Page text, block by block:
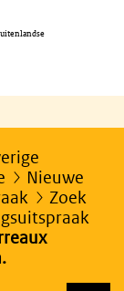
Nieuwe
Zoek